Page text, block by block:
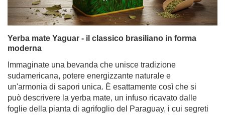
Yerba mate Yaguar - il classico brasiliano in forma
moderna
Immaginate una bevanda che unisce tradizione
sudamericana, potere energizzante naturale e
un'armonia di sapori unica. È esattamente così che si
può descrivere la yerba mate, un infuso ricavato dalle
foglie della pianta di agrifoglio del Paraguay, i cui segreti